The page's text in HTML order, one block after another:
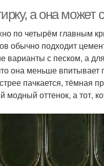
а она
по четырём главным
обычно подходит
варианты с песком, а
она меньше впитывает
пачкается, тёмная
оттенок, а тот,